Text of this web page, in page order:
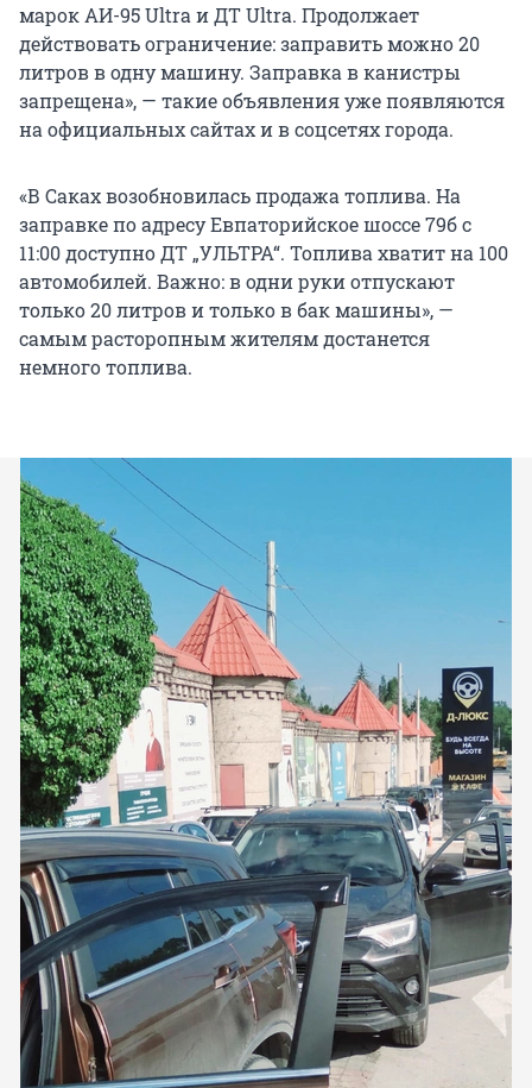
марок АИ-95 Ultra и ДТ Ultra. Продолжает
действовать ограничение: заправить можно 20
литров в одну машину. Заправка в канистры
запрещена», — такие объявления уже появляются
на официальных сайтах и в соцсетях города.
«В Саках возобновилась продажа топлива. На
заправке по адресу Евпаторийское шоссе 79б с
11:00 доступно ДТ „УЛЬТРА“. Топлива хватит на 100
автомобилей. Важно: в одни руки отпускают
только 20 литров и только в бак машины», —
самым расторопным жителям достанется
немного топлива.